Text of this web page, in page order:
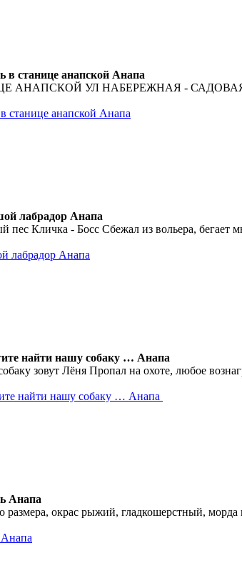
в станице анапской Анапа
АНАПСКОЙ УЛ НАБЕРЕЖНАЯ -
станице анапской Анапа
лабрадор Анапа
пес Кличка - Босс Сбежал из вольера, бегает
лабрадор Анапа
найти нашу собаку … Анапа
зовут Лёня Пропал на охоте, любое
найти нашу собаку … Анапа
Анапа
размера, окрас рыжий, гладкошерстный,
Анапа